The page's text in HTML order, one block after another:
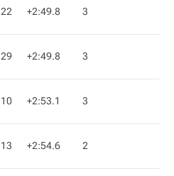
22 +2:49.8 3
29 +2:49.8 3
10 +2:53.1 3
13 +2:54.6 2